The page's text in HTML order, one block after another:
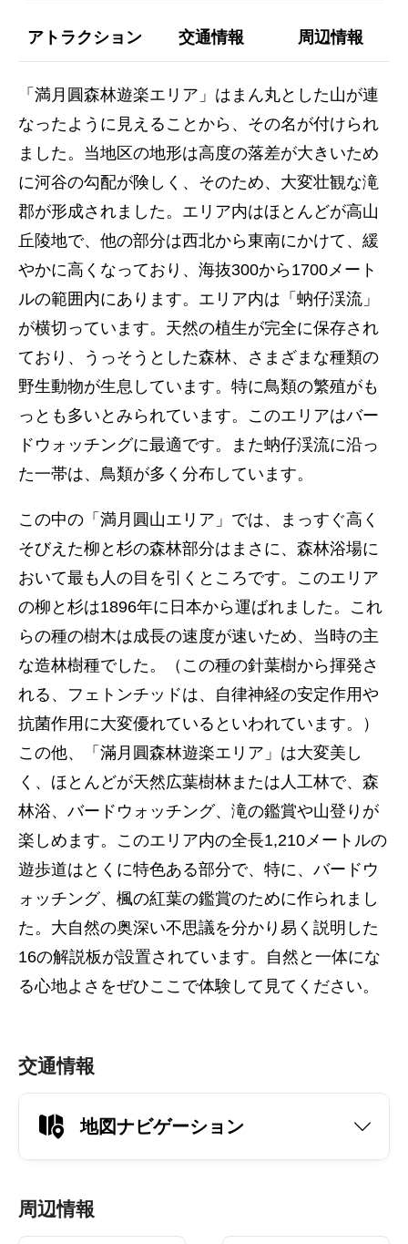
アトラクション 交通情報 周辺情報
「満月圓森林遊楽エリア」はまん丸とした山が連
なったように見えることから、その名が付けられ
ました。当地区の地形は高度の落差が大きいため
に河谷の勾配が険しく、そのため、大変壮観な滝
郡が形成されました。エリア内はほとんどが高山
丘陵地で、他の部分は西北から東南にかけて、緩
やかに高くなっており、海抜300から1700メート
ルの範囲内にあります。エリア内は「蚋仔渓流」
が横切っています。天然の植生が完全に保存され
ており、うっそうとした森林、さまざまな種類の
野生動物が生息しています。特に鳥類の繁殖がも
っとも多いとみられています。このエリアはバー
ドウォッチングに最適です。また蚋仔渓流に沿っ
た一帯は、鳥類が多く分布しています。
この中の「満月圓山エリア」では、まっすぐ高く
そびえた柳と杉の森林部分はまさに、森林浴場に
おいて最も人の目を引くところです。このエリア
の柳と杉は1896年に日本から運ばれました。これ
らの種の樹木は成長の速度が速いため、当時の主
な造林樹種でした。（この種の針葉樹から揮発さ
れる、フェトンチッドは、自律神経の安定作用や
抗菌作用に大変優れているといわれています。）
この他、「滿月圓森林遊楽エリア」は大変美し
く、ほとんどが天然広葉樹林または人工林で、森
林浴、バードウォッチング、滝の鑑賞や山登りが
楽しめます。このエリア内の全長1,210メートルの
遊歩道はとくに特色ある部分で、特に、バードウ
ォッチング、楓の紅葉の鑑賞のために作られまし
た。大自然の奥深い不思議を分かり易く説明した
16の解説板が設置されています。自然と一体にな
る心地よさをぜひここで体験して見てください。
交通情報
地図ナビゲーション
周辺情報